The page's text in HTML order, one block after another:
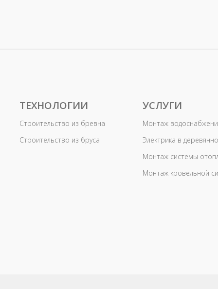
ТЕХНОЛОГИИ
Строительство из бревна
Строительство из бруса
УСЛУГИ
Монтаж
Электрика в
Монтаж системы
Монтаж кровельной